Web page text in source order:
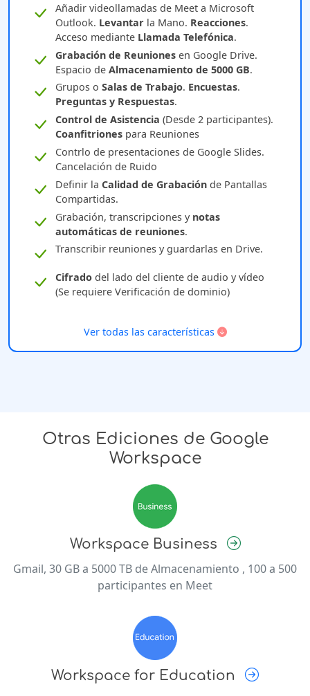
Añadir videollamadas de Meet a Microsoft
Outlook. Levantarla Mano. Reacciones.
Acceso mediante Llamada Telefónica.
Grabación de Reunionesen Google Drive.
Espacio de Almacenamiento de 5000 GB.
Grupos o Salas de Trabajo. Encuestas.
Preguntas y Respuestas.
Control de Asistencia (Desde 2 participantes).
Coanfitrionespara Reuniones
Contrlo de presentaciones de Google Slides.
Cancelación de Ruido
Definir la Calidad de Grabaciónde Pantallas
Compartidas.
Grabación, transcripciones y notas
automáticas de reuniones.
Transcribir reuniones y guardarlas en Drive.
Cifradodel lado del cliente de audio y vídeo
(Se requiere Verificación de dominio)
Ver todas las características
Otras Ediciones de Google
Workspace
Workspace Business
Gmail, 30 GB a 5000 TB de Almacenamiento , 100 a 500
participantes en Meet
Workspace for Education